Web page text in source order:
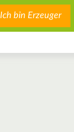
Ich bin Erzeuger